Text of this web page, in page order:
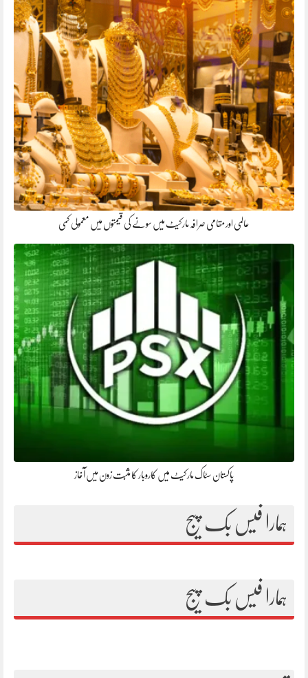
عالمی اور مقامی صرافہ مارکیٹ میں سونے کی قیمتوں میں معمولی کمی
پاکستان سٹاک مارکیٹ میں کاروبار کا مثبت زون میں آغاز
ہمارا فیس بک پیج
ہمارا فیس بک پیج